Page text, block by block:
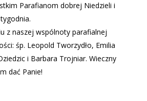
Parafianom dobrej Niedzieli i
z naszej wspólnoty parafialnej
śp. Leopold Tworzydło, Emilia
i Barbara Trojniar. Wieczny
dać Panie!